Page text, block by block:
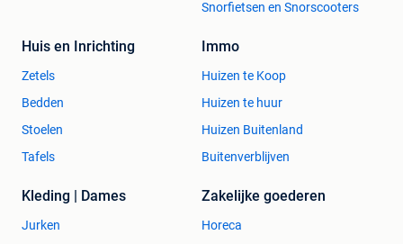
Snorfietsen en Snorscooters
Huis en Inrichting
Zetels
Bedden
Stoelen
Tafels
Immo
Huizen te Koop
Huizen te huur
Huizen Buitenland
Buitenverblijven
Kleding | Dames
Jurken
Zakelijke goederen
Horeca